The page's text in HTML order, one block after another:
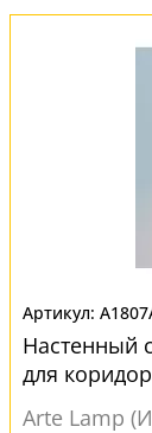
Настенный
для
Arte Lamp